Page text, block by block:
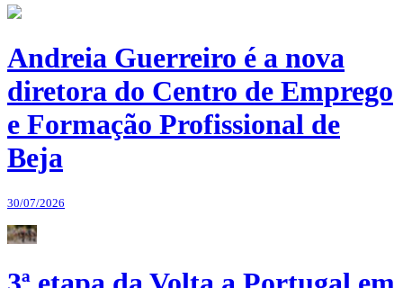
Andreia Guerreiro é a nova
diretora do Centro de Emprego
e Formação Profissional de
Beja
30/07/2026